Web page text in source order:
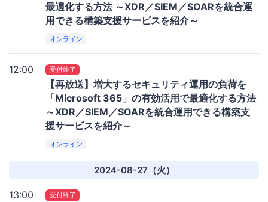
最適化する方法 ～XDR／SIEM／SOARを統合運
用できる構築支援サービスを紹介～
オンライン
12:00 受付終了
【再放送】増大するセキュリティ運用の負荷を
「Microsoft 365」の有効活用で最適化する方法
～XDR／SIEM／SOARを統合運用できる構築支
援サービスを紹介～
オンライン
2024-08-27（火）
13:00 受付終了